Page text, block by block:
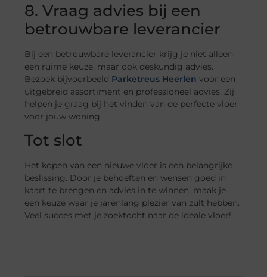
8. Vraag advies bij een
betrouwbare leverancier
Bij een betrouwbare leverancier krijg je niet alleen
een ruime keuze, maar ook deskundig advies.
Bezoek bijvoorbeeld Parketreus Heerlen voor een
uitgebreid assortiment en professioneel advies. Zij
helpen je graag bij het vinden van de perfecte vloer
voor jouw woning.
Tot slot
Het kopen van een nieuwe vloer is een belangrijke
beslissing. Door je behoeften en wensen goed in
kaart te brengen en advies in te winnen, maak je
een keuze waar je jarenlang plezier van zult hebben.
Veel succes met je zoektocht naar de ideale vloer!